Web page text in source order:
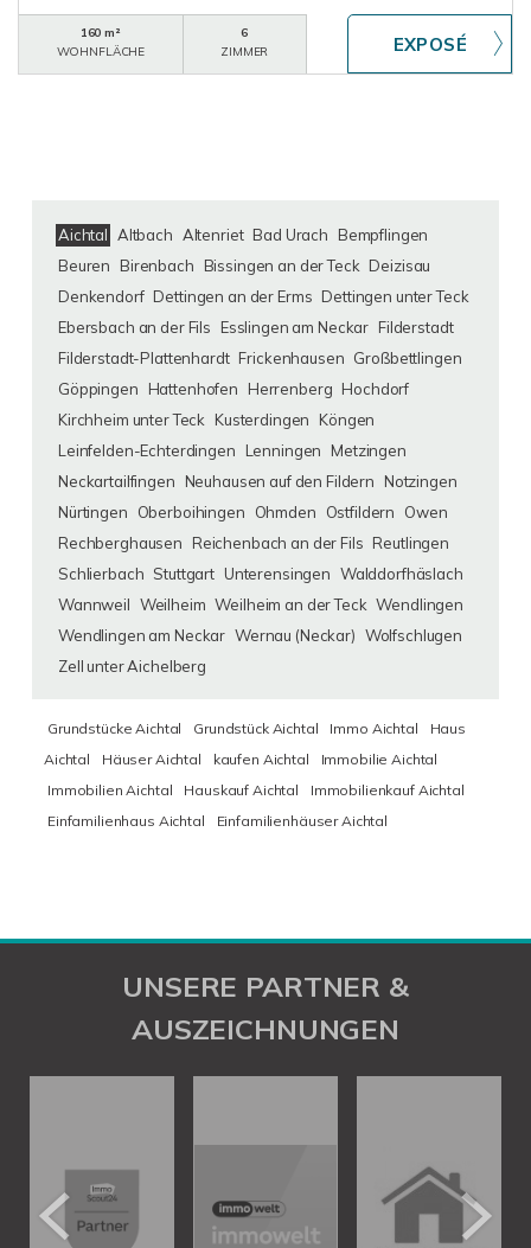
160 m²
WOHNFLÄCHE
6
ZIMMER
Aichtal Altbach Altenriet Bad Urach
Bempflingen
Beuren
Birenbach Bissingen an der Teck Deizisau
Denkendorf Dettingen an der Erms Dettingen unter Teck
Ebersbach an der Fils
Esslingen am Neckar Filderstadt
Filderstadt-Plattenhardt Frickenhausen Großbettlingen
Göppingen
Hattenhofen Herrenberg Hochdorf
Kirchheim unter Teck
Kusterdingen
Köngen
Leinfelden-Echterdingen
Lenningen
Metzingen
Neckartailfingen
Neuhausen auf den Fildern
Notzingen
Nürtingen
Oberboihingen Ohmden Ostfildern
Owen
Rechberghausen
Reichenbach an der Fils Reutlingen
Schlierbach Stuttgart Unterensingen Walddorfhäslach
Wannweil Weilheim Weilheim an der Teck Wendlingen
Wendlingen am Neckar Wernau (Neckar) Wolfschlugen
Zell unter Aichelberg
Grundstücke Aichtal Grundstück Aichtal Immo Aichtal
Haus
Aichtal
Häuser Aichtal kaufen Aichtal
Immobilie Aichtal
Immobilien Aichtal
Hauskauf Aichtal
Immobilienkauf Aichtal
Einfamilienhaus Aichtal
Einfamilienhäuser Aichtal
UNSERE PARTNER &
AUSZEICHNUNGEN